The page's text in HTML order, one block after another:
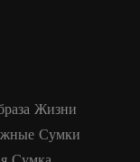
Жизни
Сумки